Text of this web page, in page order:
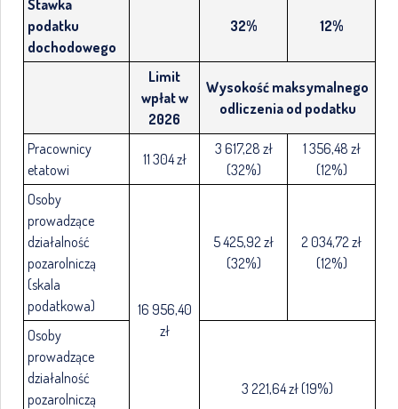
Stawka
podatku
dochodowego
32% 12%
Limit
wpłat w
2026
Wysokość maksymalnego
odliczenia od podatku
Pracownicy
etatowi
11 304 zł
3 617,28 zł
(32%)
1 356,48 zł
(12%)
Osoby
prowadzące
działalność
pozarolniczą
(skala
podatkowa)
16 956,40
zł
5 425,92 zł
(32%)
2 034,72 zł
(12%)
Osoby
prowadzące
działalność
pozarolniczą
3 221,64 zł (19%)